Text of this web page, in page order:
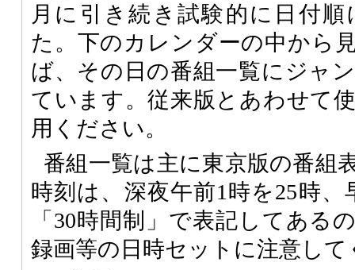
月に引き続き試験的に日付
た。下のカレンダーの中から
ば、その日の番組一覧にジャ
ています。従来版とあわせて
用ください。
番組一覧は主に東京版の番組
時刻は、深夜午前1時を25時、
「30時間制」で表記してある
録画等の日時セットに注意して